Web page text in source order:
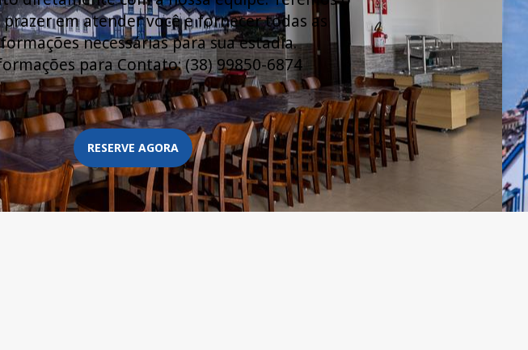
em atender você e fornecer todas as
necessárias para sua estadia.
para Contato: (38) 99850-6874
RESERVE AGORA